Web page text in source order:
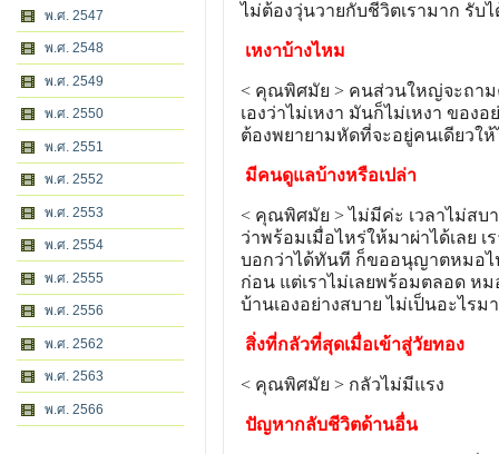
พ.ศ. 2547
พ.ศ. 2548
พ.ศ. 2549
พ.ศ. 2550
พ.ศ. 2551
พ.ศ. 2552
พ.ศ. 2553
พ.ศ. 2554
พ.ศ. 2555
พ.ศ. 2556
พ.ศ. 2562
พ.ศ. 2563
พ.ศ. 2566
ไม่ต้องวุ่นวายกับชีวิตเรามาก รับ
เหงาบ้างไหม
< คุณพิศมัย > คนส่วนใหญ่จะถาม
เองว่าไม่เหงา มันก็ไม่เหงา ของ
ต้องพยายามหัดที่จะอยู่คนเดียวให้
มีคนดูแลบ้างหรือเปล่า
< คุณพิศมัย > ไม่มีค่ะ เวลาไม่สบ
ว่าพร้อมเมื่อไหร่ให้มาผ่าได้เลย
บอกว่าได้ทันที ก็ขออนุญาตหมอไ
ก่อน แต่เราไม่เลยพร้อมตลอด ห
บ้านเองอย่างสบาย ไม่เป็นอะไรม
สิ่งที่กลัวที่สุดเมื่อเข้าสู่วัยทอง
< คุณพิศมัย > กลัวไม่มีแรง
ปัญหากลับชีวิตด้านอื่น